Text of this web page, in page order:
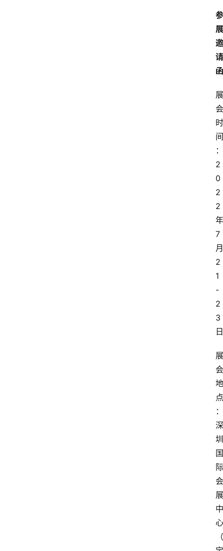
参
展
邀
请
函
展
会
时
间
：
2
0
2
2
年
7
月
2
1
-
2
3
日
展
会
地
点
：
深
圳
国
际
会
展
中
心
（